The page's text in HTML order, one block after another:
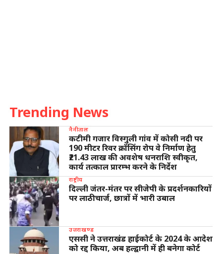
Trending News
नैनीताल
कटीमी गजार विस्गुली गांव में कोसी नदी पर
190 मीटर रिवर क्रॉसिंग रोप वे निर्माण हेतु
₹21.43 लाख की अवशेष धनराशि स्वीकृत,
कार्य तत्काल प्रारम्भ करने के निर्देश
राष्ट्रीय
दिल्ली जंतर-मंतर पर सीजेपी के प्रदर्शनकारियों
पर लाठीचार्ज, छात्रों में भारी उबाल
उत्तराखण्ड
एससी ने उत्तराखंड हाईकोर्ट के 2024 के आदेश
को रद्द किया, अब हल्द्वानी में ही बनेगा कोर्ट